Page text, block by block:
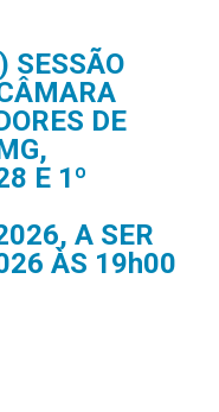
SESSÃO
DE
E 1º
A SER
ÀS 19h00